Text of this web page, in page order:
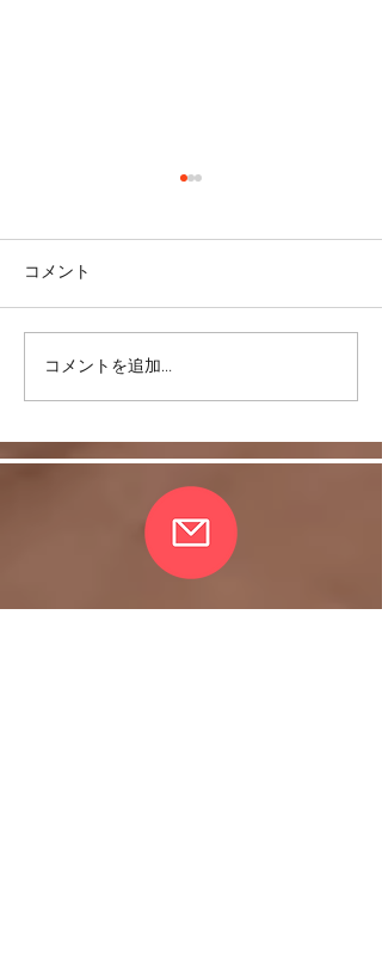
スキルを身につけて豊か
な日常を！
コメント
コメントを追加…